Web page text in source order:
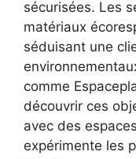
sécurisées. Les
matériaux
séduisant une
comme
découvrir ces
avec des
expérimente les